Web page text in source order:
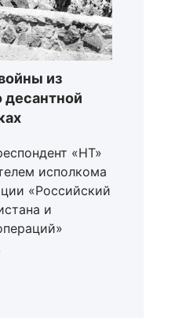
из
десантной
«НТ»
исполкома
«Российский
и